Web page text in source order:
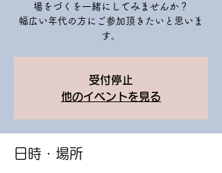
場をづくを一緒にしてみませんか？
幅広い年代の方にご参加頂きたいと思いま
す。
受付停止
他のイベントを見る
日時・場所